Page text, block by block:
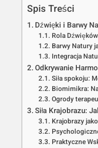
Spis Treści
Dźwięki i Barwy
Rola
Barwy Natury
Integracja
Odkrywanie
Siła spokoju:
Biomimikra:
Ogrody
Siła Krajobrazu:
Krajobrazy
Praktyczne